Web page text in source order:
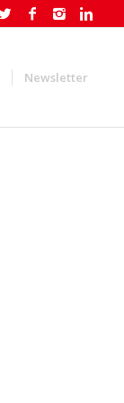
Newsletter